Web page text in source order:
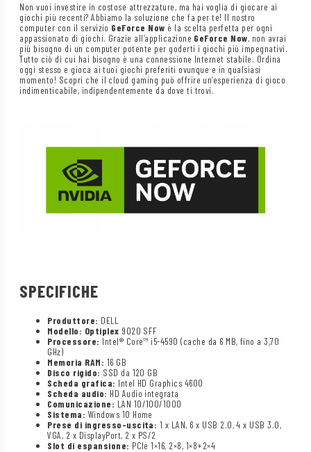
Non vuoi investire in costose attrezzature, ma hai voglia di giocare ai
giochi più recenti? Abbiamo la soluzione che fa per te! Il nostro
computer con il servizio GeForce Now è la scelta perfetta per ogni
appassionato di giochi. Grazie all’applicazione GeForce Now, non avrai
più bisogno di un computer potente per goderti i giochi più impegnativi.
Tutto ciò di cui hai bisogno è una connessione Internet stabile. Ordina
oggi stesso e gioca ai tuoi giochi preferiti ovunque e in qualsiasi
momento! Scopri che il cloud gaming può offrire un’esperienza di gioco
indimenticabile, indipendentemente da dove ti trovi.
SPECIFICHE
Produttore: DELL
Modello: Optiplex 9020 SFF
Processore: Intel® Core™ i5-4590 (cache da 6 MB, fino a 3,70
GHz)
Memoria RAM: 16 GB
Disco rigido: SSD da 120 GB
Scheda grafica: Intel HD Graphics 4600
Scheda audio: HD Audio integrata
Comunicazione: LAN 10/100/1000
Sistema: Windows 10 Home
Prese di ingresso-uscita: 1 x LAN, 6 x USB 2.0, 4 x USB 3.0,
VGA, 2 x DisplayPort, 2 x PS/2
Slot di espansione: PCIe 1×16, 2×8, 1×8+2×4